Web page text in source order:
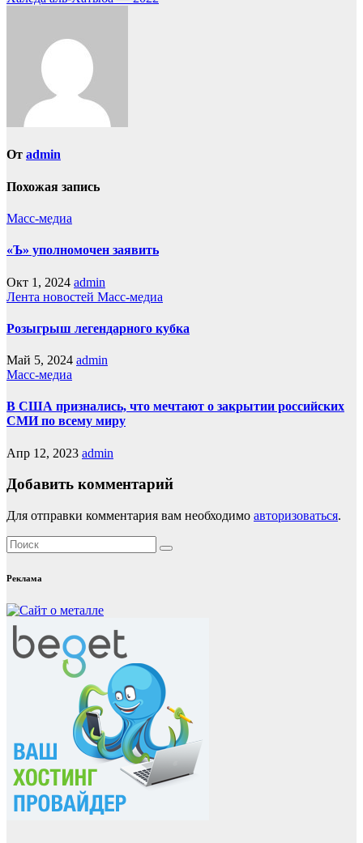
От admin
Похожая запись
Масс-медиа
«Ъ» уполномочен заявить
Окт 1, 2024 admin
Лента новостей Масс-медиа
Розыгрыш легендарного кубка
Май 5, 2024 admin
Масс-медиа
В США признались, что мечтают о закрытии российских
СМИ по всему миру
Апр 12, 2023 admin
Добавить комментарий
Для отправки комментария вам необходимо авторизоваться.
Реклама